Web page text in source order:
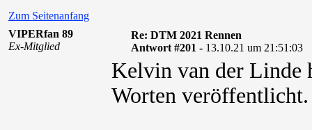
Zum Seitenanfang
VIPERfan 89
Ex-Mitglied
Re: DTM 2021 Rennen
Antwort #201 - 13.10.21 um 21:51:03
Kelvin van der Linde
Worten veröffentlicht.